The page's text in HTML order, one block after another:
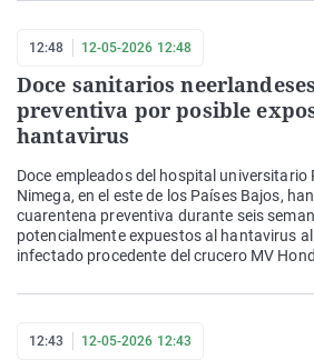
12:48 12-05-2026 12:48
Doce sanitarios
preventiva por posible
hantavirus
Doce empleados del hospital universitario
Nimega, en el este de los Países Bajos,
cuarentena preventiva durante seis
potencialmente expuestos al hantavirus
infectado procedente del crucero MV
12:43 12-05-2026 12:43